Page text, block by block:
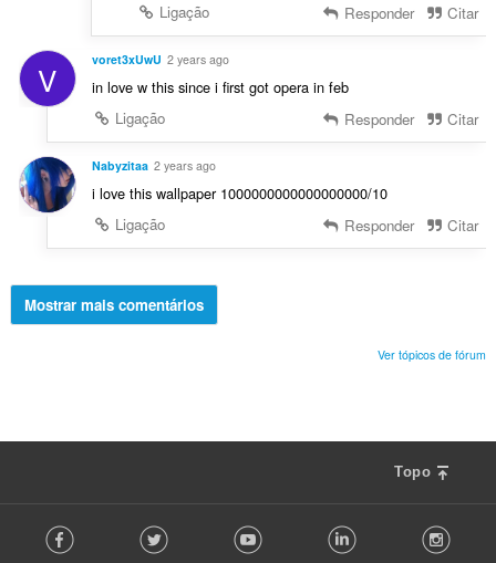
Ligação
Responder Citar
V voret3xUwU 2 years ago
in love w this since i first got opera in feb
Ligação
Responder Citar
Nabyzitaa 2 years ago
i love this wallpaper 1000000000000000000/10
Ligação
Responder Citar
Mostrar mais comentários
Ver tópicos de fórum
Topo
o Facebook Twitter Youtube LinkedIn